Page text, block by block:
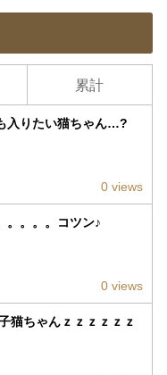
累計
入りたい猫ちゃん…?
0 views
。。。。コツン♪
0 views
猫ちゃんｚｚｚｚｚｚ